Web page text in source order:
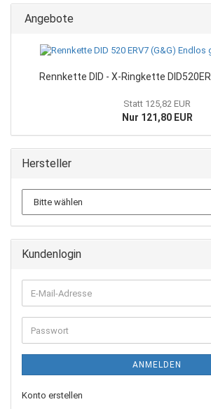
Angebote
Rennkette DID - X-Ringkette
Statt 125,82 EUR
Nur 121,80 EUR
Hersteller
Kundenlogin
E-
Mail-
Adresse
Passwort
ANMELDEN
Konto erstellen